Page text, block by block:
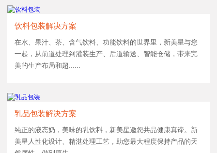
饮料包装解决方案
在水、果汁、茶、含气饮料、功能饮料的世界里，新美星与您
一起，从前道处理到灌装生产、后道输送、智能仓储，带来完
美的生产布局和超......
乳品包装解决方案
纯正的液态奶，美味的乳饮料，新美星邀您共品健康真谛。新
美星人性化设计、精湛处理工艺，助您最大程度保持产品的天